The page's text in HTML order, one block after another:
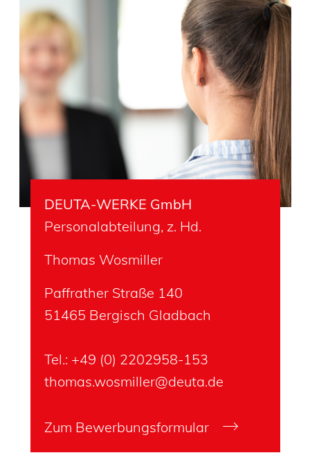
DEUTA-WERKE GmbH
Personalabteilung, z. Hd.
Thomas Wosmiller
Paffrather Straße 140
51465 Bergisch Gladbach
Tel.: +49 (0) 2202958-153
thomas.wosmiller@deuta.de
Zum Bewerbungsformular